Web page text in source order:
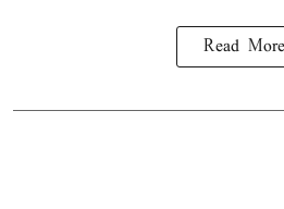
Read More